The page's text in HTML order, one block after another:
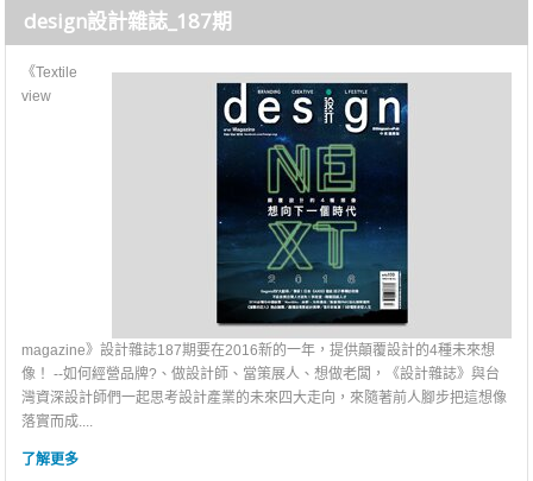
design設計雜誌_187期
《Textile
view
magazine》設計雜誌187期要在2016新的一年，提供顛覆設計的4種未來想
像！ --如何經營品牌?、做設計師、當策展人、想做老闆，《設計雜誌》與台
灣資深設計師們一起思考設計產業的未來四大走向，來隨著前人腳步把這想像
落實而成....
了解更多